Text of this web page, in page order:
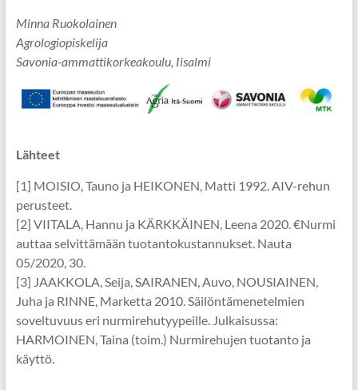
Minna Ruokolainen
Agrologiopiskelija
Savonia-ammattikorkeakoulu, Iisalmi
Lähteet
[1] MOISIO, Tauno ja HEIKONEN, Matti 1992. AIV-rehun
perusteet.
[2] VIITALA, Hannu ja KÄRKKÄINEN, Leena 2020. €Nurmi
auttaa selvittämään tuotantokustannukset. Nauta
05/2020, 30.
[3] JAAKKOLA, Seija, SAIRANEN, Auvo, NOUSIAINEN,
Juha ja RINNE, Marketta 2010. Säilöntämenetelmien
soveltuvuus eri nurmirehutyypeille. Julkaisussa:
HARMOINEN, Taina (toim.) Nurmirehujen tuotanto ja
käyttö.